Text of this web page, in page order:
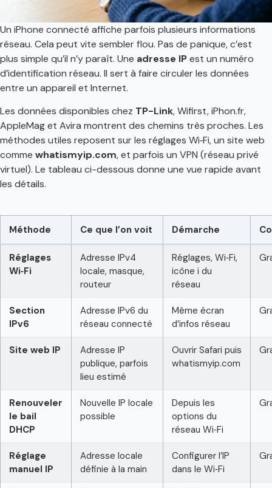
Un iPhone connecté affiche parfois plusieurs informations
réseau. Cela peut vite sembler flou. Pas de panique, c’est
plus simple qu’il n’y paraît. Une adresse IPest un numéro
d’identification réseau. Il sert à faire circuler les données
entre un appareil et Internet.
Les données disponibles chez TP-Link, Wifirst, iPhon.fr,
AppleMag et Avira montrent des chemins très proches. Les
méthodes utiles reposent sur les réglages Wi‑Fi, un site web
comme whatismyip.com, et parfois un VPN (réseau privé
virtuel). Le tableau ci-dessous donne une vue rapide avant
les détails.
Méthode Ce que l’on voit Démarche
Réglages
Wi‑Fi
Adresse IPv4
locale, masque,
routeur
Réglages, Wi‑Fi,
icône i du
réseau
Section
IPv6
Adresse IPv6 du
réseau connecté
Même écran
d’infos réseau
Site web IP
Adresse IP
publique, parfois
lieu estimé
Ouvrir Safari puis
whatismyip.com
Renouveler
le bail
DHCP
Nouvelle IP locale
possible
Depuis les
options du
réseau Wi‑Fi
Réglage
manuel IP
Adresse locale
définie à la main
Configurer l’IP
dans le Wi‑Fi